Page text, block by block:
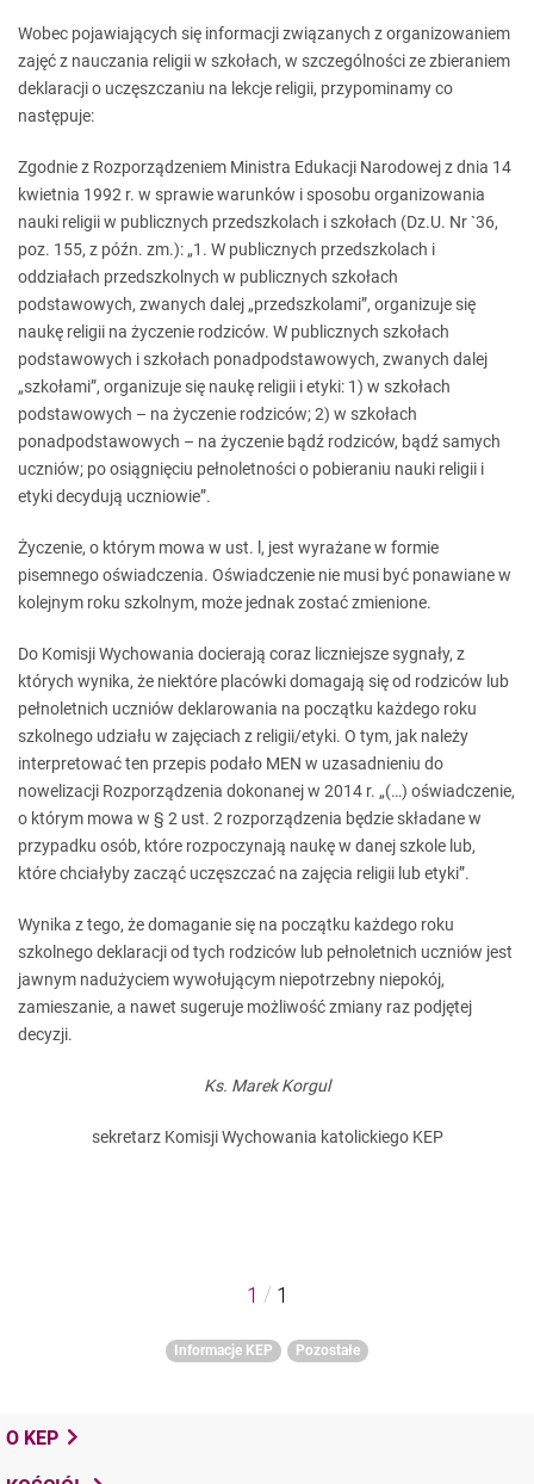
Wobec pojawiających się informacji związanych z organizowaniem
zajęć z nauczania religii w szkołach, w szczególności ze zbieraniem
deklaracji o uczęszczaniu na lekcje religii, przypominamy co
następuje:
Zgodnie z Rozporządzeniem Ministra Edukacji Narodowej z dnia 14
kwietnia 1992 r. w sprawie warunków i sposobu organizowania
nauki religii w publicznych przedszkolach i szkołach (Dz.U. Nr `36,
poz. 155, z późn. zm.): „1. W publicznych przedszkolach i
oddziałach przedszkolnych w publicznych szkołach
podstawowych, zwanych dalej „przedszkolami”, organizuje się
naukę religii na życzenie rodziców. W publicznych szkołach
podstawowych i szkołach ponadpodstawowych, zwanych dalej
„szkołami”, organizuje się naukę religii i etyki: 1) w szkołach
podstawowych – na życzenie rodziców; 2) w szkołach
ponadpodstawowych – na życzenie bądź rodziców, bądź samych
uczniów; po osiągnięciu pełnoletności o pobieraniu nauki religii i
etyki decydują uczniowie”.
Życzenie, o którym mowa w ust. l, jest wyrażane w formie
pisemnego oświadczenia. Oświadczenie nie musi być ponawiane w
kolejnym roku szkolnym, może jednak zostać zmienione.
Do Komisji Wychowania docierają coraz liczniejsze sygnały, z
których wynika, że niektóre placówki domagają się od rodziców lub
pełnoletnich uczniów deklarowania na początku każdego roku
szkolnego udziału w zajęciach z religii/etyki. O tym, jak należy
interpretować ten przepis podało MEN w uzasadnieniu do
nowelizacji Rozporządzenia dokonanej w 2014 r. „(…) oświadczenie,
o którym mowa w § 2 ust. 2 rozporządzenia będzie składane w
przypadku osób, które rozpoczynają naukę w danej szkole lub,
które chciałyby zacząć uczęszczać na zajęcia religii lub etyki”.
Wynika z tego, że domaganie się na początku każdego roku
szkolnego deklaracji od tych rodziców lub pełnoletnich uczniów jest
jawnym nadużyciem wywołującym niepotrzebny niepokój,
zamieszanie, a nawet sugeruje możliwość zmiany raz podjętej
decyzji.
Ks. Marek Korgul
sekretarz Komisji Wychowania katolickiego KEP
1 / 1
Informacje KEP Pozostałe
O KEP